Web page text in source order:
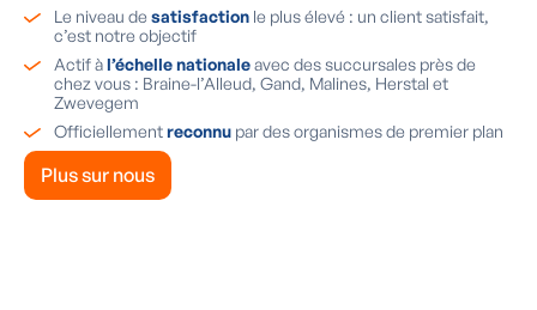
Le niveau de satisfaction le plus élevé : un client satisfait,
c’est notre objectif
Actif àl’échelle nationaleavec des succursales près de
chez vous : Braine-l’Alleud, Gand, Malines, Herstal et
Zwevegem
Officiellementreconnu par des organismes de premier plan
Plus sur nous